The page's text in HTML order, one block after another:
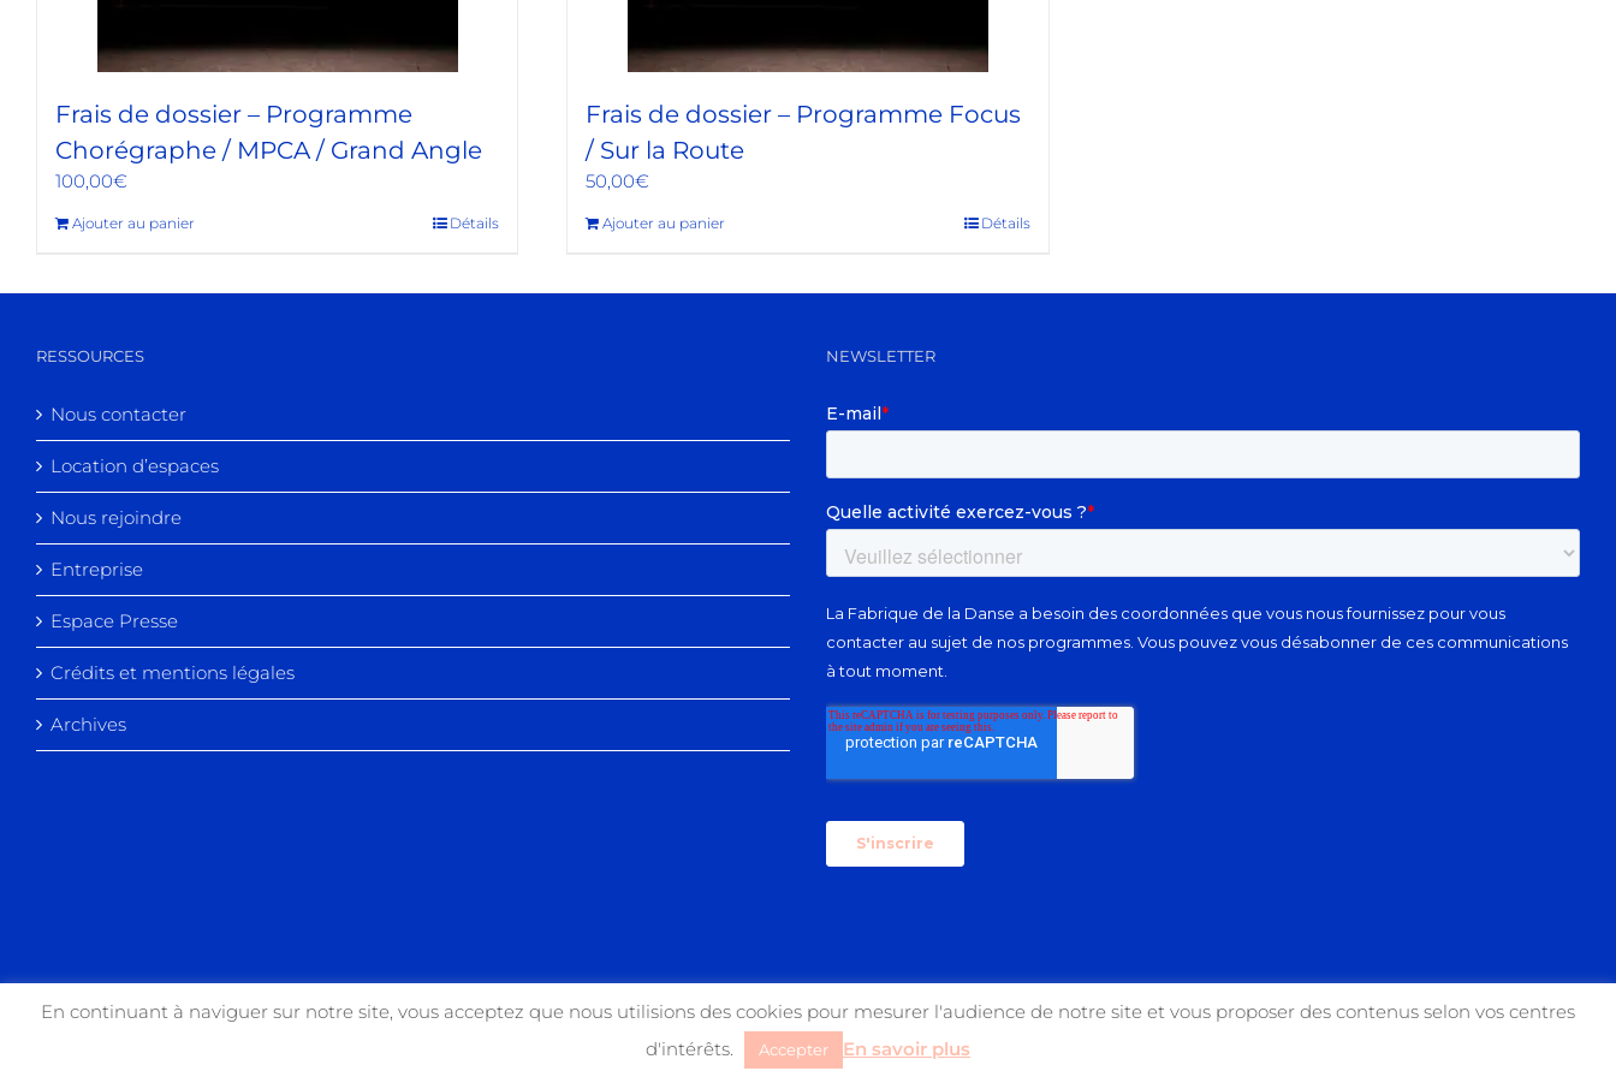
Frais de dossier – Programme
Chorégraphe / MPCA / Grand Angle
100,00€
Ajouter au panier Détails
Frais de dossier – Programme Focus
/ Sur la Route
50,00€
Ajouter au panier Détails
RESSOURCES
Nous contacter
Location d’espaces
Nous rejoindre
Entreprise
Espace Presse
Crédits et mentions légales
Archives
NEWSLETTER
En continuant à naviguer sur notre site, vous acceptez que nous utilisions des cookies pour mesurer l'audience de notre site et vous proposer des contenus selon vos centres
d'intérêts.
Accepter En savoir plus